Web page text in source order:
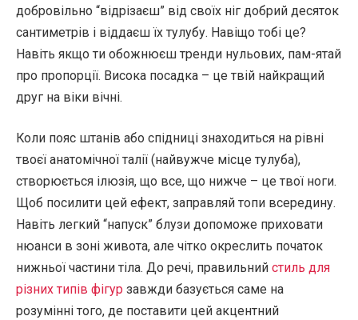
добровільно “відрізаєш” від своїх ніг добрий десяток
сантиметрів і віддаєш їх тулубу. Навіщо тобі це?
Навіть якщо ти обожнюєш тренди нульових, пам-ятай
про пропорції. Висока посадка – це твій найкращий
друг на віки вічні.
Коли пояс штанів або спідниці знаходиться на рівні
твоєї анатомічної талії (найвужче місце тулуба),
створюється ілюзія, що все, що нижче – це твої ноги.
Щоб посилити цей ефект, заправляй топи всередину.
Навіть легкий “напуск” блузи допоможе приховати
нюанси в зоні живота, але чітко окреслить початок
нижньої частини тіла. До речі, правильний стиль для
різних типів фігур завжди базується саме на
розумінні того, де поставити цей акцентний